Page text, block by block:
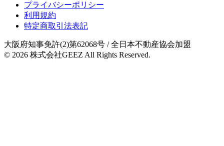
プライバシーポリシー
利用規約
特定商取引法表記
大阪府知事免許(2)第62068号 / 全日本不動産協会加盟
© 2026 株式会社GEEZ All Rights Reserved.